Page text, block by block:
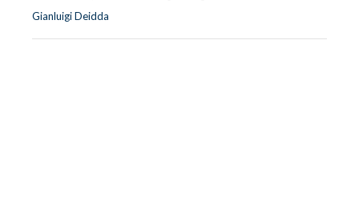
Gianluigi Deidda